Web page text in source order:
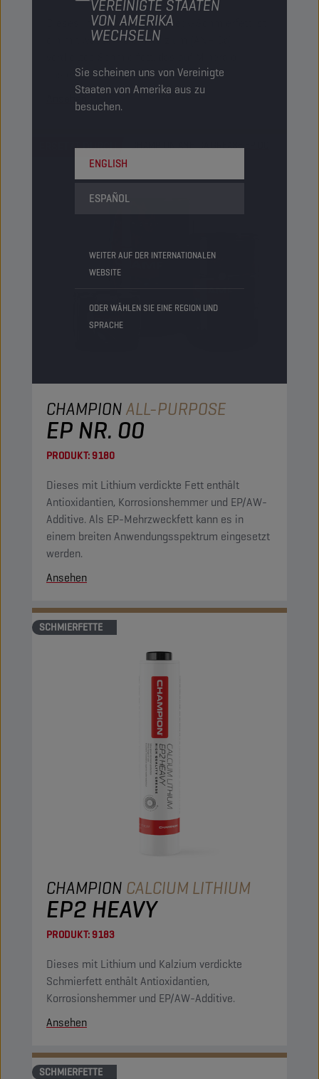
VEREINIGTE STAATEN
VON AMERIKA
WECHSELN
Sie scheinen uns von Vereinigte
Staaten von Amerika aus zu
besuchen.
ENGLISH
ESPAÑOL
WEITER AUF DER INTERNATIONALEN
WEBSITE
ODER WÄHLEN SIE EINE REGION UND
SPRACHE
Dieses lithiumfreie Mehrzweck-Schmierfett ist
ein mit wasserfreiem Kalzium (ANH Ca)
basiert.
Ansehen
ERSETZT DURCH CHAMPION ANH CA GREASE EP 00
CHAMPIONALL-PURPOSE
EP NR. 00
PRODUKT:9180
Dieses mit Lithium verdickte Fett enthält
Antioxidantien, Korrosionshemmer und EP/AW-
Additive. Als EP-Mehrzweckfett kann es in
einem breiten Anwendungsspektrum eingesetzt
werden.
Ansehen
SCHMIERFETTE
CHAMPION CALCIUM LITHIUM
EP2 HEAVY
PRODUKT:9183
Dieses mit Lithium und Kalzium verdickte
Schmierfett enthält Antioxidantien,
Korrosionshemmer und EP/AW-Additive.
Ansehen
SCHMIERFETTE